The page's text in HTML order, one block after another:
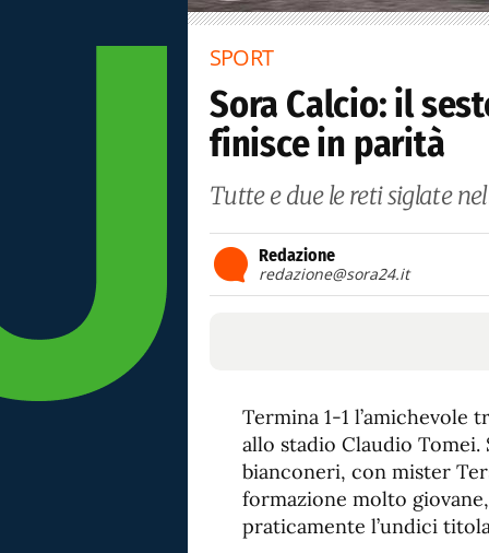
SPORT
Sora Calcio: il
finisce in parità
Tutte e due le reti siglate
Redazione
redazione@sora24.it
Termina 1-1 l’amichevole
allo stadio Claudio
bianconeri, con mister
formazione molto
praticamente l’undici